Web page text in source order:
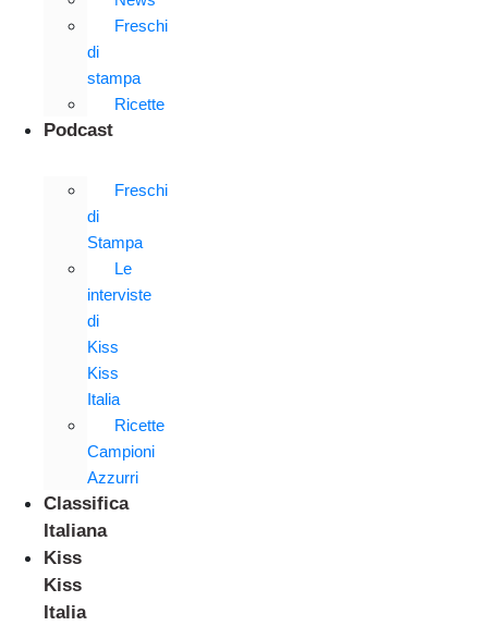
Freschi
di
stampa
Ricette
Podcast
Freschi
di
Stampa
Le
interviste
di
Kiss
Kiss
Italia
Ricette
Campioni
Azzurri
Classifica
Italiana
Kiss
Kiss
Italia